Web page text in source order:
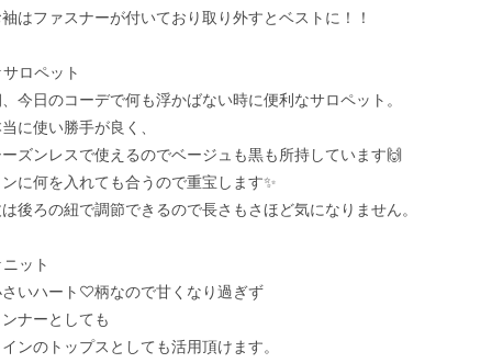
はファスナーが付いており取り外すとベストに！！
ロペット
今日のコーデで何も浮かばない時に便利なサロペット。
に使い勝手が良く、
ズンレスで使えるのでベージュも黒も所持しています🙌
に何を入れても合うので重宝します✨
後ろの紐で調節できるので長さもさほど気になりません。
ット
いハート♡柄なので甘くなり過ぎず
ナーとしても
ンのトップスとしても活用頂けます。